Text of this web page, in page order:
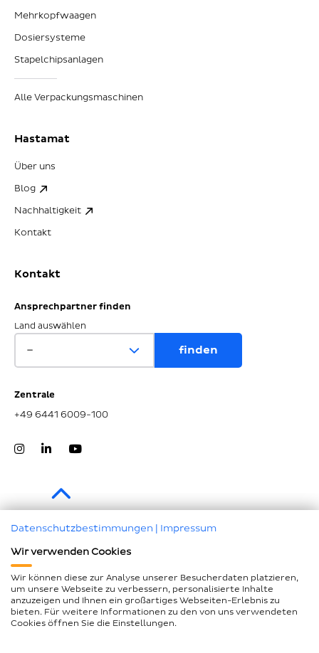
Mehrkopfwaagen
Dosiersysteme
Stapelchipsanlagen
Alle Verpackungsmaschinen
Hastamat
Über uns
Blog
Nachhaltigkeit
Kontakt
Kontakt
Ansprechpartner finden
Land auswählen
Zentrale
+49 6441 6009-100
Impressum
Datenschutz
Compliance
AEB und LkSG
Datenschutzbestimmungen | Impressum
Wir verwenden Cookies
Wir können diese zur Analyse unserer Besucherdaten platzieren,
um unsere Webseite zu verbessern, personalisierte Inhalte
anzuzeigen und Ihnen ein großartiges Webseiten-Erlebnis zu
bieten. Für weitere Informationen zu den von uns verwendeten
Cookies öffnen Sie die Einstellungen.